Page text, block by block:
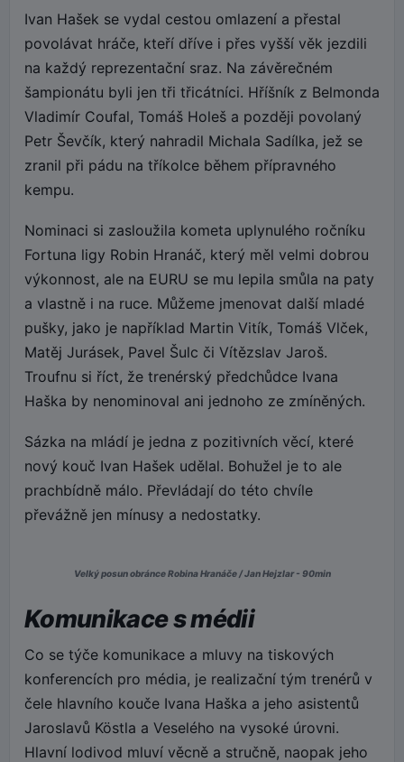
Ivan Hašek se vydal cestou omlazení a přestal
povolávat hráče, kteří dříve i přes vyšší věk jezdili
na každý reprezentační sraz. Na závěrečném
šampionátu byli jen tři třicátníci. Hříšník z Belmonda
Vladimír Coufal, Tomáš Holeš a později povolaný
Petr Ševčík, který nahradil Michala Sadílka, jež se
zranil při pádu na tříkolce během přípravného
kempu.
Nominaci si zasloužila kometa uplynulého ročníku
Fortuna ligy Robin Hranáč, který měl velmi dobrou
výkonnost, ale na EURU se mu lepila smůla na paty
a vlastně i na ruce. Můžeme jmenovat další mladé
pušky, jako je například Martin Vitík, Tomáš Vlček,
Matěj Jurásek, Pavel Šulc či Vítězslav Jaroš.
Troufnu si říct, že trenérský předchůdce Ivana
Haška by nenominoval ani jednoho ze zmíněných.
Sázka na mládí je jedna z pozitivních věcí, které
nový kouč Ivan Hašek udělal. Bohužel je to ale
prachbídně málo. Převládají do této chvíle
převážně jen mínusy a nedostatky.
Velký posun obránce Robina Hranáče / Jan Hejzlar - 90min
Komunikace s médii
Co se týče komunikace a mluvy na tiskových
konferencích pro média, je realizační tým trenérů v
čele hlavního kouče Ivana Haška a jeho asistentů
Jaroslavů Köstla a Veselého na vysoké úrovni.
Hlavní lodivod mluví věcně a stručně, naopak jeho